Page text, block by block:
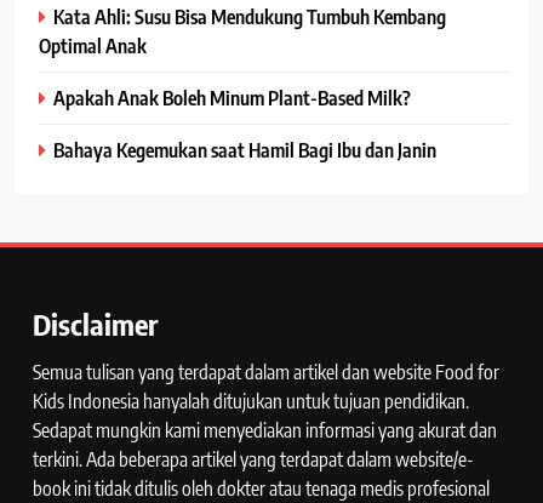
Kata Ahli: Susu Bisa Mendukung Tumbuh Kembang
Optimal Anak
Apakah Anak Boleh Minum Plant-Based Milk?
Bahaya Kegemukan saat Hamil Bagi Ibu dan Janin
Disclaimer
Semua tulisan yang terdapat dalam artikel dan website Food for
Kids Indonesia hanyalah ditujukan untuk tujuan pendidikan.
Sedapat mungkin kami menyediakan informasi yang akurat dan
terkini. Ada beberapa artikel yang terdapat dalam website/e-
book ini tidak ditulis oleh dokter atau tenaga medis profesional